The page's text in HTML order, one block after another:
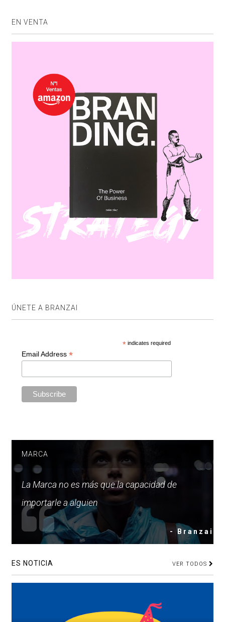
EN VENTA
ÚNETE A BRANZAI
* indicates required
Email Address *
MARCA
La Marca no es más que la capacidad de
importarle a alguien
- Branzai
ES NOTICIA VER TODOS